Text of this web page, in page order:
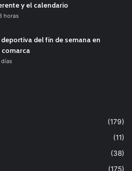
y el calendario
horas
del fin de semana en
comarca
días
(179)
(11)
(38)
(175)